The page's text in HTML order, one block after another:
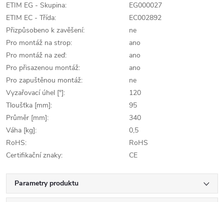
ETIM EG - Skupina:
EG000027
ETIM EC - Třída:
EC002892
Přizpůsobeno k zavěšení:
ne
Pro montáž na strop:
ano
Pro montáž na zeď:
ano
Pro přisazenou montáž:
ano
Pro zapuštěnou montáž:
ne
Vyzařovací úhel [°]:
120
Tloušťka [mm]:
95
Průměr [mm]:
340
Váha [kg]:
0,5
RoHS:
RoHS
Certifikační znaky:
CE
Parametry produktu